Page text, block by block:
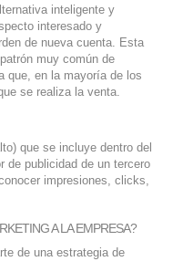
inteligente y
interesado y
de nueva cuenta. Esta
muy común de
que, en la mayoría de los
se realiza la venta.
que se incluye dentro del
de publicidad de un tercero
impresiones, clicks,
A LA EMPRESA?
de una estrategia de